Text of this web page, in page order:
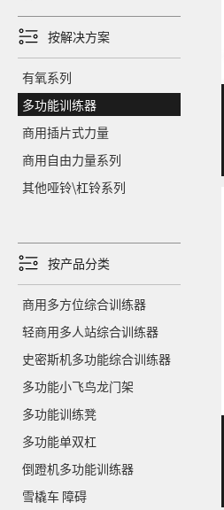
按解决方案
有氧系列
多功能训练器
商用插片式力量
商用自由力量系列
其他哑铃\杠铃系列
按产品分类
商用多方位综合训练器
轻商用多人站综合训练器
史密斯机多功能综合训练器
多功能小飞鸟龙门架
多功能训练凳
多功能单双杠
倒蹬机多功能训练器
雪橇车 障碍